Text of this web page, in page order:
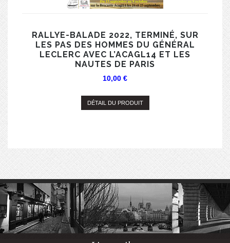
RALLYE-BALADE 2022, TERMINÉ, SUR
LES PAS DES HOMMES DU GÉNÉRAL
LECLERC AVEC L’ACAGL14 ET LES
NAUTES DE PARIS
10,00 €
DÉTAIL DU PRODUIT